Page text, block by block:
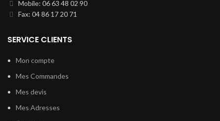
Mobile: 06 63 48 02 90
Fax: 04 86 17 20 71
SERVICE CLIENTS
Mon compte
Mes Commandes
Mes devis
Mes Adresses